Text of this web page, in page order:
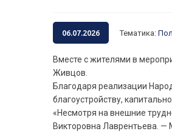
06.07.2026 Тематика:
Вместе с жителями в
Живцов.
Благодаря реализации
благоустройству,
«Несмотря на внешние
Викторовна Лаврентьева. —